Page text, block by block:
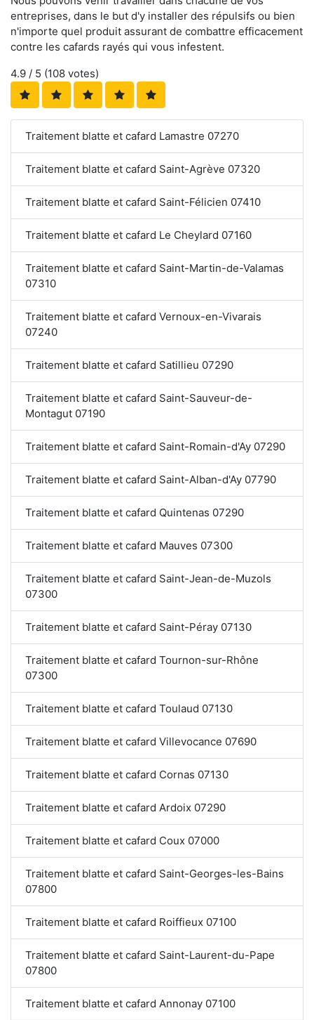
entreprises, dans le but d'y installer des répulsifs ou bien
n'importe quel produit assurant de combattre efficacement
contre les cafards rayés qui vous infestent.
4.9 / 5 (108 votes)
Traitement blatte et cafard Lamastre 07270
Traitement blatte et cafard Saint-Agrève 07320
Traitement blatte et cafard Saint-Félicien 07410
Traitement blatte et cafard Le Cheylard 07160
Traitement blatte et cafard Saint-Martin-de-Valamas
07310
Traitement blatte et cafard Vernoux-en-Vivarais
07240
Traitement blatte et cafard Satillieu 07290
Traitement blatte et cafard Saint-Sauveur-de-
Montagut 07190
Traitement blatte et cafard Saint-Romain-d'Ay 07290
Traitement blatte et cafard Saint-Alban-d'Ay 07790
Traitement blatte et cafard Quintenas 07290
Traitement blatte et cafard Mauves 07300
Traitement blatte et cafard Saint-Jean-de-Muzols
07300
Traitement blatte et cafard Saint-Péray 07130
Traitement blatte et cafard Tournon-sur-Rhône
07300
Traitement blatte et cafard Toulaud 07130
Traitement blatte et cafard Villevocance 07690
Traitement blatte et cafard Cornas 07130
Traitement blatte et cafard Ardoix 07290
Traitement blatte et cafard Coux 07000
Traitement blatte et cafard Saint-Georges-les-Bains
07800
Traitement blatte et cafard Roiffieux 07100
Traitement blatte et cafard Saint-Laurent-du-Pape
07800
Traitement blatte et cafard Annonay 07100